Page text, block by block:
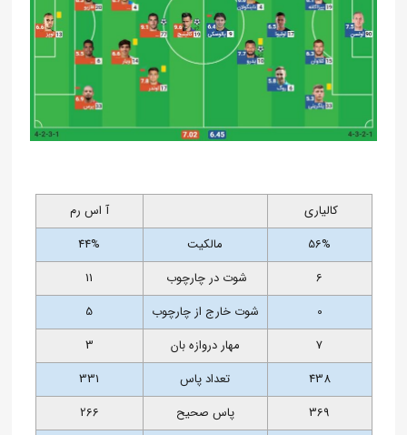
کالیاری
آ اس رم
56%
مالکیت
44%
6
شوت در چارچوب
11
0
شوت خارج از چارچوب
5
7
مهار دروازه بان
3
438
تعداد پاس
331
369
پاس صحیح
266